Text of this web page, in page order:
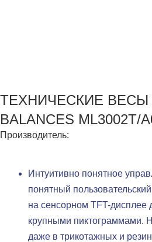
ТЕХНИЧЕСКИЕ ВЕСЫ
BALANCES ML3002T/
Производитель:
Интуитивно понятное
понятный
на сенсорном TFT-
крупными пиктограммами.
даже в трикотажных и